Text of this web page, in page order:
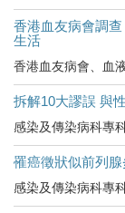
香港血友病會調
生活
香港血友病會、血
拆解10大謬誤 與
感染及傳染病科專
罹癌徵狀似前列
感染及傳染病科專